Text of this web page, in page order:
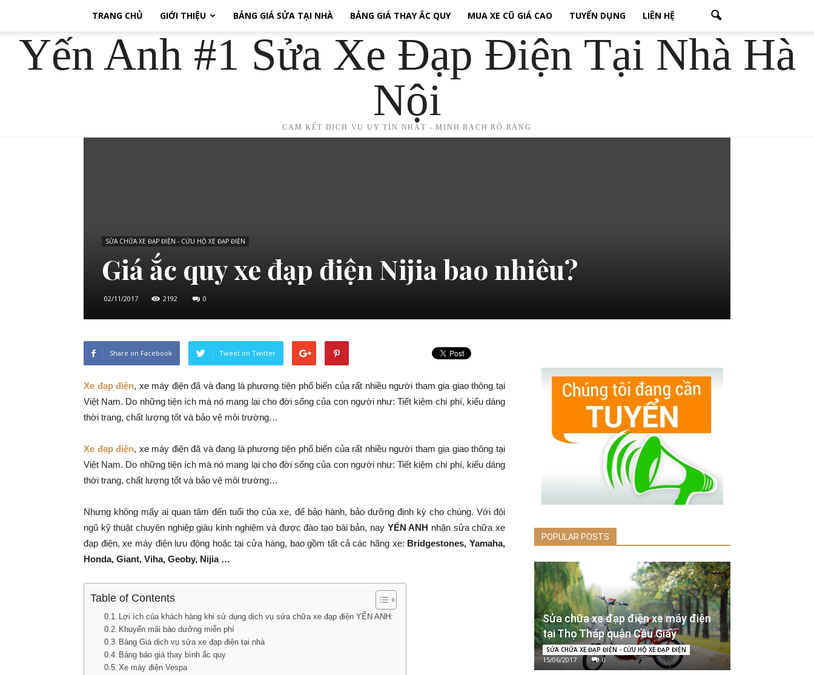
TRANG CHỦ GIỚI THIỆU BẢNG GIÁ SỬA TẠI NHÀ BẢNG GIÁ THAY ẮC QUY MUA XE CŨ GIÁ CAO TUYỂN DỤNG LIÊN HỆ
Yến Anh #1 Sửa Xe Đạp Điện Tại Nhà Hà
Nội
CAM KẾT DỊCH VỤ UY TÍN NHẤT - MINH BẠCH RÕ RÀNG
SỬA CHỮA XE ĐẠP ĐIỆN - CỨU HỘ XE ĐẠP ĐIỆN
Giá ắc quy xe đạp điện Nijia bao nhiêu?
02/11/2017 2192 0
Share on Facebook Tweet on Twitter
Xe đạp điện, xe máy điện đã và đang là phương tiện phổ biến của rất nhiều người tham gia giao thông tại
Việt Nam. Do những tiện ích mà nó mang lại cho đời sống của con người như: Tiết kiệm chi phí, kiểu dáng
thời trang, chất lượng tốt và bảo vệ môi trường…
Xe đạp điện, xe máy điện đã và đang là phương tiện phổ biến của rất nhiều người tham gia giao thông tại
Việt Nam. Do những tiện ích mà nó mang lại cho đời sống của con người như: Tiết kiệm chi phí, kiểu dáng
thời trang, chất lượng tốt và bảo vệ môi trường…
Nhưng không mấy ai quan tâm đến tuổi thọ của xe, để bảo hành, bảo dưỡng định kỳ cho chúng. Với đội
ngũ kỹ thuật chuyên nghiệp giàu kinh nghiệm và được đào tạo bài bản, nay YẾN ANH nhận sửa chữa xe
đạp điện, xe máy điện lưu động hoặc tại cửa hàng, bao gồm tất cả các hãng xe: Bridgestones, Yamaha,
Honda, Giant, Viha, Geoby, Nijia …
Table of Contents
Lợi ích của khách hàng khi sử dụng dịch vụ sửa chữa xe đạp điện YẾN ANH:
Khuyến mãi bảo dưỡng miễn phí
Bảng Giá dịch vụ sửa xe đạp điện tại nhà
Bảng báo giá thay bình ắc quy
Xe máy điện Vespa
POPULAR POSTS
Sửa chữa xe đạp điện xe máy điện
tại Thọ Tháp quận Cầu Giấy
SỬA CHỮA XE ĐẠP ĐIỆN - CỨU HỘ XE ĐẠP ĐIỆN
15/06/2017 0